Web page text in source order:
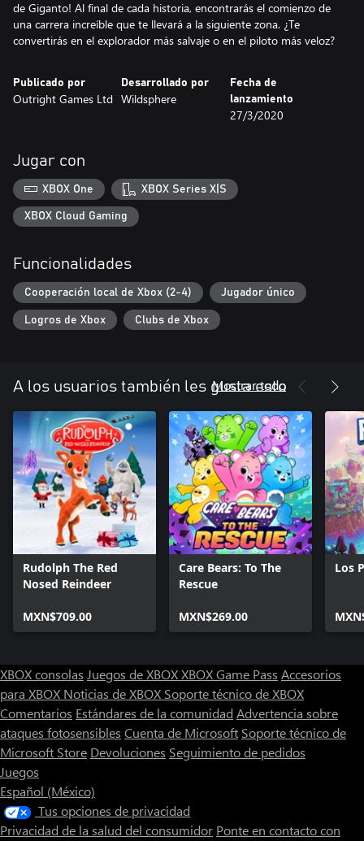
de Giganto! Al final de cada historia, encontrarás el comienzo de
una carrera increíble que te llevará a la siguiente zona. ¿Te
convertirás en el explorador más salvaje o en el piloto más veloz?
Publicado por
Outright Games Ltd
Desarrollado por
Wildsphere
Fecha de
lanzamiento
27/3/2020
Jugar con
XBOX One XBOX Series X|S
XBOX Cloud Gaming
Funcionalidades
Cooperación local de Xbox (2-4) Jugador único
Logros de Xbox Clubs de Xbox
A los usuarios también les gusta esto
Mostrar todo
Rudolph The Red
Nosed Reindeer
MXN$709.00
Care Bears: To The
Rescue
MXN$269.00
Los
XBOX consolas Juegos de XBOXXBOX Game Pass Accesorios
para XBOX Noticias de XBOX Soporte técnico de XBOX
Comentarios Estándares de la comunidad Advertencia sobre
ataques fotosensibles Cuenta de Microsoft Soporte técnico de
Microsoft Store Devoluciones Seguimiento de pedidos
Juegos
Español (México)
Tus opciones de privacidad
Privacidad de la salud del consumidor Ponte en contacto con